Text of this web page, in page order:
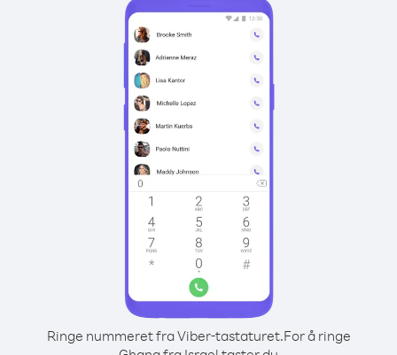
Ringe nummeret fra Viber-tastaturet.For å ringe